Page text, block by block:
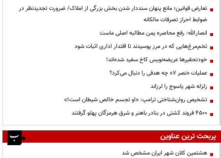
تعارض قوانین؛ مانع پنهان سنددار شدن بخش بزرگی از املاک/ ضرورت تجدیدنظر در
ضوابط احراز تصرفات مالکانه
انصارالله: رفع محاصره یمن مطالبه اصلی ماست
تخم‌مرغ‌هایی که در مرز پوسیدند تا اقتدار اداری اثبات شود
خودتحقیرها عریضه‌نویس کاخ سفید شده‌اند!
عملیات «نصر ۷» چه هدفی را دنبال می‌کرد؟
زلزله شهر یاسوج را لرزاند
تشخیص روان‌شناختی ترامپ: «او تجسم خالص شیطان است!»
۴۵۰۰ فروند کشتی در بنادر باهنر و شرق هرمزگان پهلو گرفتند
پربحث ترین عناوین
هشتمین کلان شهر ایران مشخص شد